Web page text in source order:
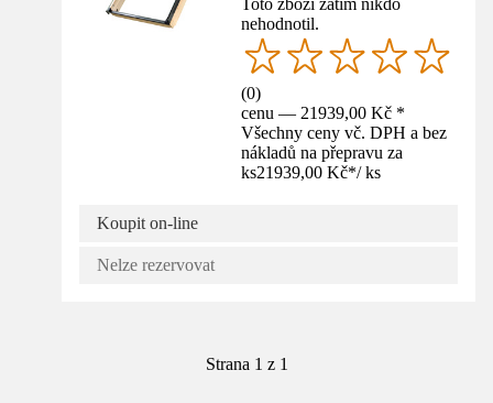
Toto zboží zatím nikdo
nehodnotil.
(0)
cenu — 21939,00 Kč *
Všechny ceny vč. DPH a bez
nákladů na přepravu za
ks21939,00 Kč*/ ks
Koupit on-line
Nelze rezervovat
Strana 1 z 1